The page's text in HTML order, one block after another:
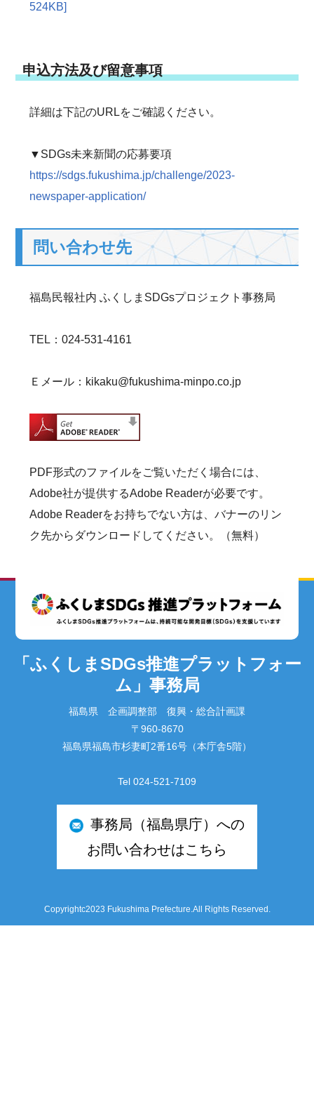
524KB]
申込方法及び留意事項
詳細は下記のURLをご確認ください。
▼SDGs未来新聞の応募要項
https://sdgs.fukushima.jp/challenge/2023-
newspaper-application/
問い合わせ先
福島民報社内 ふくしまSDGsプロジェクト事務局
TEL：024-531-4161
Ｅメール：kikaku@fukushima-minpo.co.jp
PDF形式のファイルをご覧いただく場合には、
Adobe社が提供するAdobe Readerが必要です。
Adobe Readerをお持ちでない方は、バナーのリン
ク先からダウンロードしてください。（無料）
「ふくしまSDGs推進プラットフォー
ム」事務局
福島県 企画調整部 復興・総合計画課
〒960-8670
福島県福島市杉妻町2番16号（本庁舎5階）
Tel 024-521-7109
事務局（福島県庁）への
お問い合わせはこちら
Copyrightc2023 Fukushima Prefecture.All Rights Reserved.